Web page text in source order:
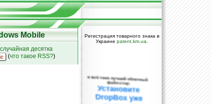
Mobile
случайная десятка
(что такое RSS?)
Регистрация товарного знака в
Украине patent.km.ua
и всё-таки лучший облачный
файл-стор:
Установите
DropBox уже
сегодня!
ПОЖАЛУЙСТА,